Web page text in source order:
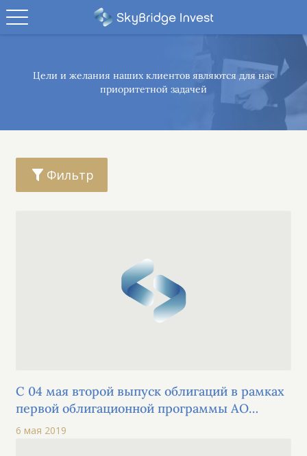
Цели и желания наших клиентов являются для нас
приоритетной задачей
Фильтр
С 04 мая второй выпуск облигаций в рамках
первой облигационной программы АО
"АстанаГаз КМГ" включены в официальный
6 мая 2019